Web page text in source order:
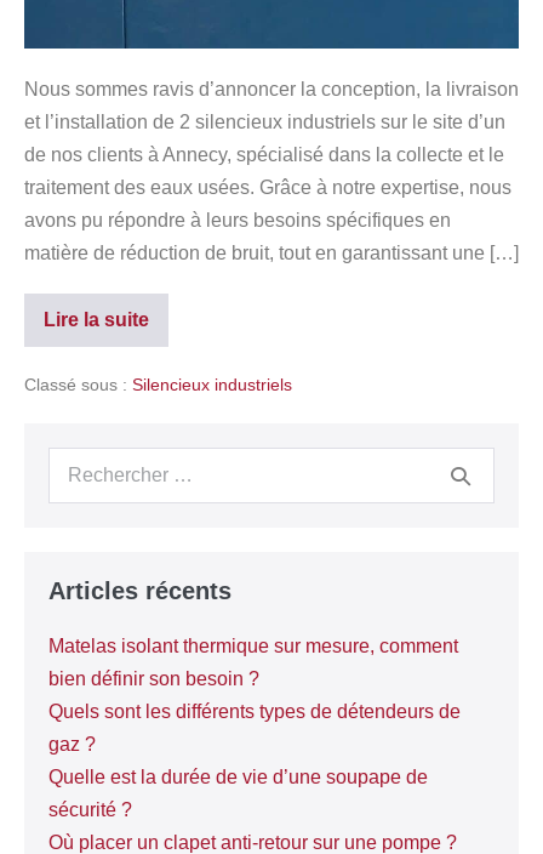
Nous sommes ravis d’annoncer la conception, la livraison
et l’installation de 2 silencieux industriels sur le site d’un
de nos clients à Annecy, spécialisé dans la collecte et le
traitement des eaux usées. Grâce à notre expertise, nous
avons pu répondre à leurs besoins spécifiques en
matière de réduction de bruit, tout en garantissant une […]
Lire la suite
Classé sous : Silencieux industriels
Articles récents
Matelas isolant thermique sur mesure, comment
bien définir son besoin ?
Quels sont les différents types de détendeurs de
gaz ?
Quelle est la durée de vie d’une soupape de
sécurité ?
Où placer un clapet anti-retour sur une pompe ?